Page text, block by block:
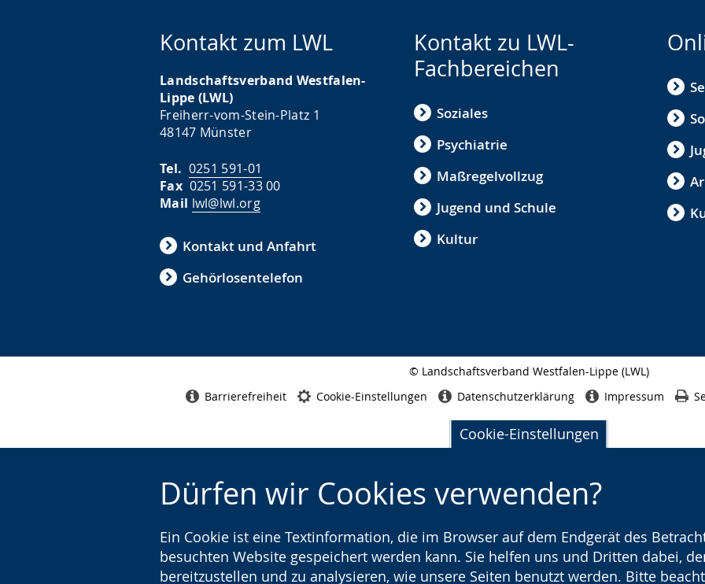
Cookie-Einstellungen
Dürfen wir Cookies verwenden?
Ein Cookie ist eine Textinformation, die im Browser auf dem Endgerät des
besuchten Website gespeichert werden kann. Sie helfen uns und Dritten dabei,
bereitzustellen und zu analysieren, wie unsere Seiten benutzt werden. Bitte
Kontakt zum LWL
Landschaftsverband Westfalen-
Lippe (LWL)
Freiherr-vom-Stein-Platz 1
48147 Münster
Tel. 0251 591-01
Fax0251 591-33 00
Mail lwl@lwl.org
Kontakt und Anfahrt
Gehörlosentelefon
Kontakt zu LWL-
Fachbereichen
Soziales
Psychiatrie
Maßregelvollzug
Jugend und Schule
Kultur
© Landschaftsverband Westfalen-Lippe (LWL)
Barrierefreiheit Cookie-Einstellungen Datenschutzerklärung Impressum